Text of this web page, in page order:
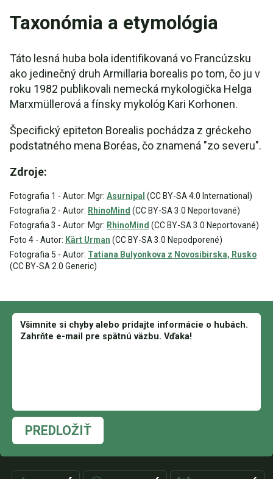
Taxonómia a etymológia
Táto lesná huba bola identifikovaná vo Francúzsku
ako jedinečný druh Armillaria borealis po tom, čo ju v
roku 1982 publikovali nemecká mykologička Helga
Marxmüllerová a fínsky mykológ Kari Korhonen.
Špecifický epiteton Borealis pochádza z gréckeho
podstatného mena Boréas, čo znamená "zo severu".
Zdroje:
Fotografia 1 - Autor: Mgr: Asurnipal (CC BY-SA 4.0 International)
Fotografia 2 - Autor: RhinoMind (CC BY-SA 3.0 Neportované)
Fotografia 3 - Autor: Mgr: RhinoMind (CC BY-SA 3.0 Neportované)
Foto 4 - Autor: Kärt Urman (CC BY-SA 3.0 Nepodporené)
Fotografia 5 - Autor: Tatiana Bulyonkova z Novosibirska, Rusko
(CC BY-SA 2.0 Generic)
PREDLOŽIŤ